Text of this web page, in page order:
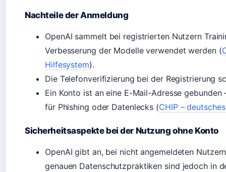
Nachteile der Anmeldung
OpenAI sammelt bei registrierten Nutzern
Verbesserung der Modelle verwendet werden (
Hilfesystem).
Die Telefonverifizierung bei der Registrierung
Ein Konto ist an eine E-Mail-Adresse
für Phishing oder Datenlecks (CHIP –
Sicherheitsaspekte bei der Nutzung ohne Konto
OpenAI gibt an, bei nicht angemeldeten
genauen Datenschutzpraktiken sind jedoch in